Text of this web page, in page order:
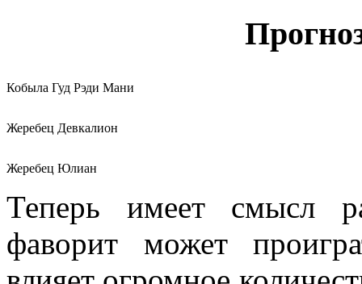
Кобыла Гуд Рэди Мани
Жеребец Девкалион
Жеребец Юлиан
Теперь имеет смысл
фаворит может